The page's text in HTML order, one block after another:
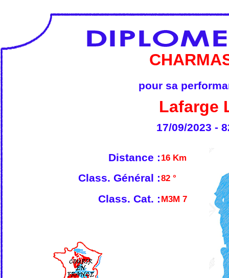
pour sa
Lafarge
17/09/2023 -
Distance : 16 Km
Class. Général :82 °
Class. Cat. : M3M 7